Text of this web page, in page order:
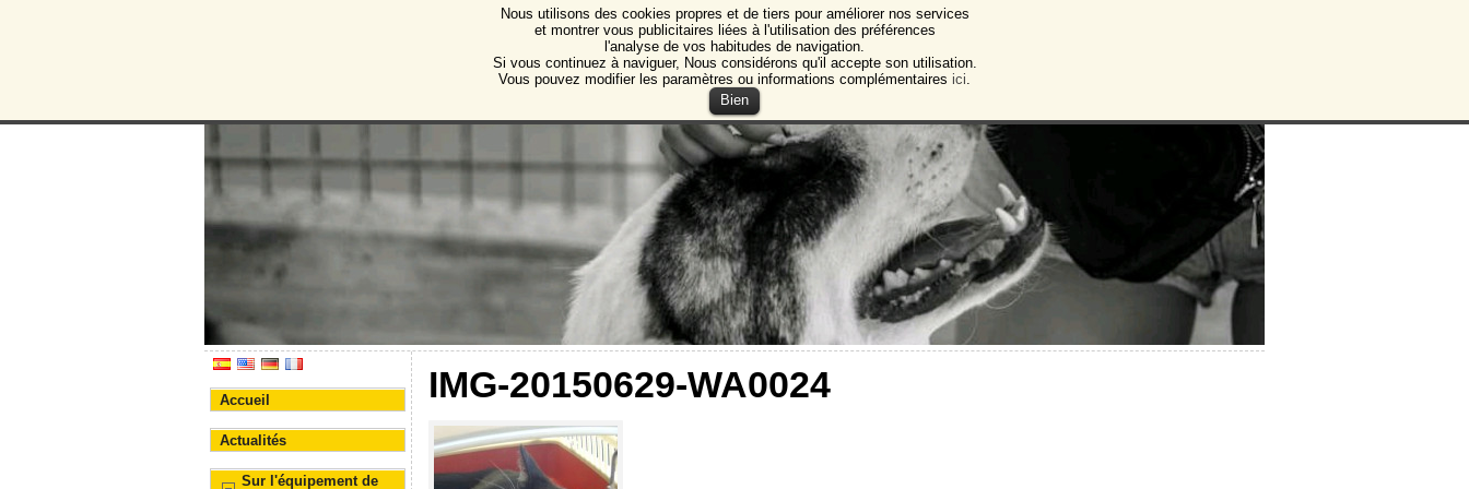
Protectora de Animales de Burgos
Association pour la protection des animaux et des plantes de Burgos
Accueil
Actualités
Sur l'équipement de
IMG-20150629-WA0024
Nous utilisons des cookies propres et de tiers pour améliorer nos services
et montrer vous publicitaires liées à l'utilisation des préférences
l'analyse de vos habitudes de navigation.
Si vous continuez à naviguer, Nous considérons qu'il accepte son utilisation.
Vous pouvez modifier les paramètres ou informations complémentaires ici.
Bien